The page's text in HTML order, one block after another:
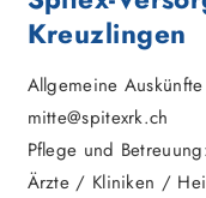
Kreuzlingen
Allgemeine
mitte@spitexrk.ch
Pflege und
Ärzte / Kliniken /